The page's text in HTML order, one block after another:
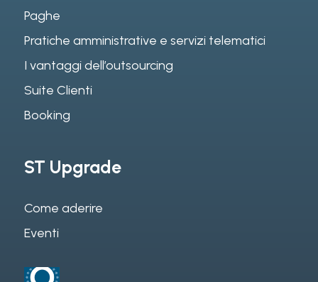
Paghe
Pratiche amministrative e servizi telematici
I vantaggi dell’outsourcing
Suite Clienti
Booking
ST Upgrade
Come aderire
Eventi